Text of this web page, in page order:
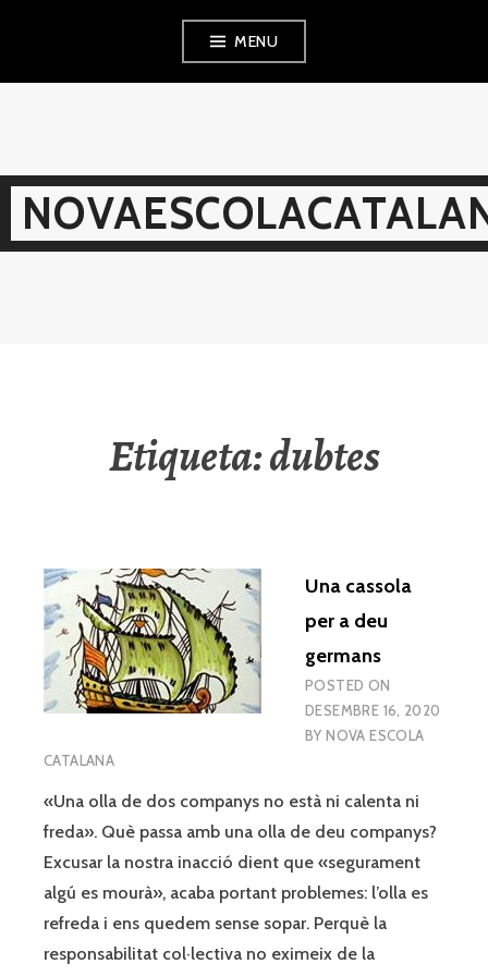
MENU
Etiqueta:dubtes
Una cassola
per a deu
germans
POSTED ON
DESEMBRE 16, 2020
BYNOVA ESCOLA
CATALANA
«Una olla de dos companys no està ni calenta ni
freda». Què passa amb una olla de deu companys?
Excusar la nostra inacció dient que «segurament
algú es mourà», acaba portant problemes: l’olla es
refreda i ens quedem sense sopar. Perquè la
responsabilitat col·lectiva no eximeix de la